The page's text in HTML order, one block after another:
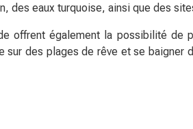
des eaux turquoise, ainsi que des
offrent également la possibilité
sur des plages de rêve et se